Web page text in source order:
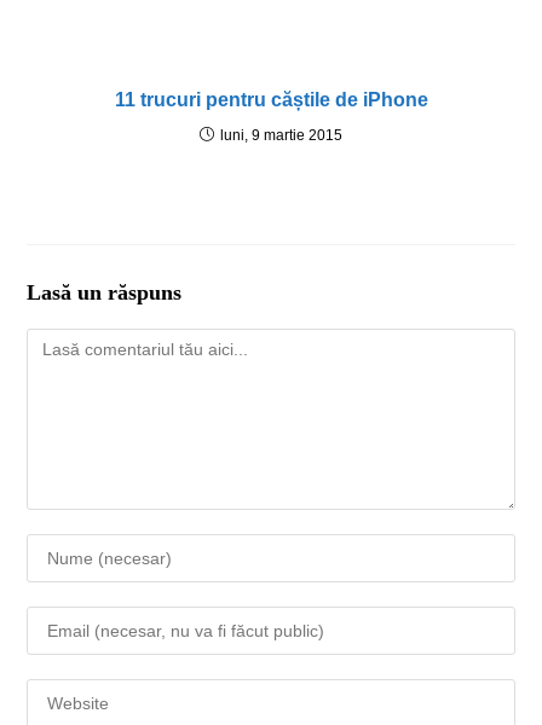
11 trucuri pentru căștile de iPhone
luni, 9 martie 2015
Lasă un răspuns